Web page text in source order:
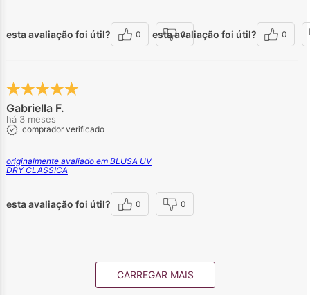
esta avaliação foi útil? 0 0
esta avaliação foi útil? 0
Gabriella F.
há 3 meses
comprador verificado
originalmente avaliado em BLUSA UV
DRY CLASSICA
esta avaliação foi útil? 0 0
CARREGAR MAIS